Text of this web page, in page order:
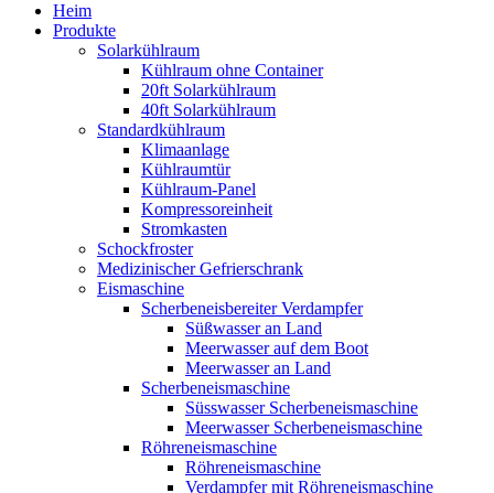
Heim
Produkte
Solarkühlraum
Kühlraum ohne Container
20ft Solarkühlraum
40ft Solarkühlraum
Standardkühlraum
Klimaanlage
Kühlraumtür
Kühlraum-Panel
Kompressoreinheit
Stromkasten
Schockfroster
Medizinischer Gefrierschrank
Eismaschine
Scherbeneisbereiter Verdampfer
Süßwasser an Land
Meerwasser auf dem Boot
Meerwasser an Land
Scherbeneismaschine
Süsswasser Scherbeneismaschine
Meerwasser Scherbeneismaschine
Röhreneismaschine
Röhreneismaschine
Verdampfer mit Röhreneismaschine